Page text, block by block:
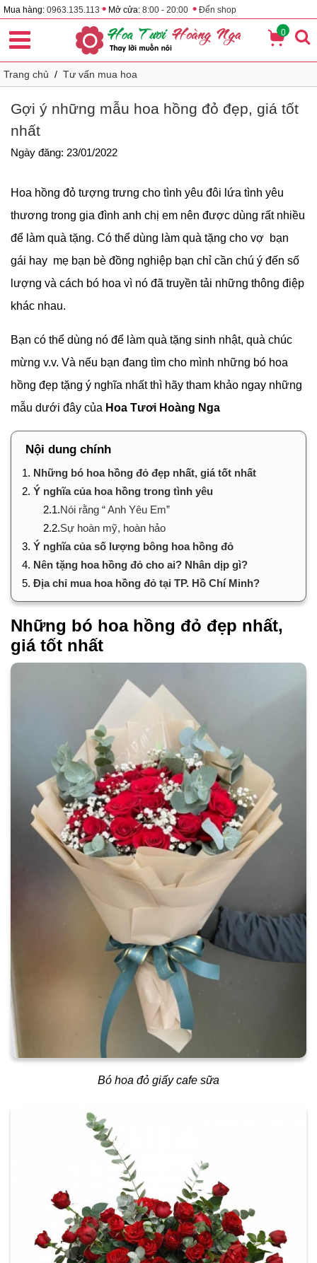
Mua hàng: 0963.135.113 • Mở cửa: 8:00 - 20:00 • Đến shop
0
Trang chủ / Tư vấn mua hoa
Gợi ý những mẫu hoa hồng đỏ đẹp, giá tốt
nhất
Ngày đăng: 23/01/2022
Hoa hồng đỏ tượng trưng cho tình yêu đôi lứa tình yêu
thương trong gia đình anh chị em nên được dùng rất nhiều
để làm quà tặng. Có thể dùng làm quà tặng cho vợ bạn
gái hay mẹ bạn bè đồng nghiệp bạn chỉ cần chú ý đến số
lượng và cách bó hoa vì nó đã truyền tải những thông điệp
khác nhau.
Bạn có thể dùng nó để làm quà tặng sinh nhật, quà chúc
mừng v.v. Và nếu bạn đang tìm cho mình những bó hoa
hồng đẹp tặng ý nghĩa nhất thì hãy tham khảo ngay những
mẫu dưới đây của Hoa Tươi Hoàng Nga
Nội dung chính
1. Những bó hoa hồng đỏ đẹp nhất, giá tốt nhất
2. Ý nghĩa của hoa hồng trong tình yêu
2.1.Nói rằng “ Anh Yêu Em”
2.2.Sự hoàn mỹ, hoàn hảo
3. Ý nghĩa của số lượng bông hoa hồng đỏ
4. Nên tặng hoa hồng đỏ cho ai? Nhân dịp gì?
5. Địa chỉ mua hoa hồng đỏ tại TP. Hồ Chí Minh?
Những bó hoa hồng đỏ đẹp nhất,
giá tốt nhất
Bó hoa đỏ giấy cafe sữa